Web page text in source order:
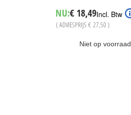
NU:Special
Price
€ 18,49Incl. Btw
( ADVIESPRIJS € 27,50 )
Niet op voorraad